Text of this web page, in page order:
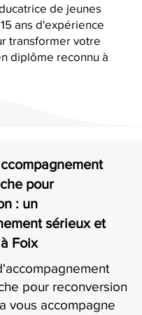
de jeunes
ans d'expérience
transformer votre
diplôme reconnu à
pour
: un
sérieux et
Foix
pour reconversion
vous accompagne